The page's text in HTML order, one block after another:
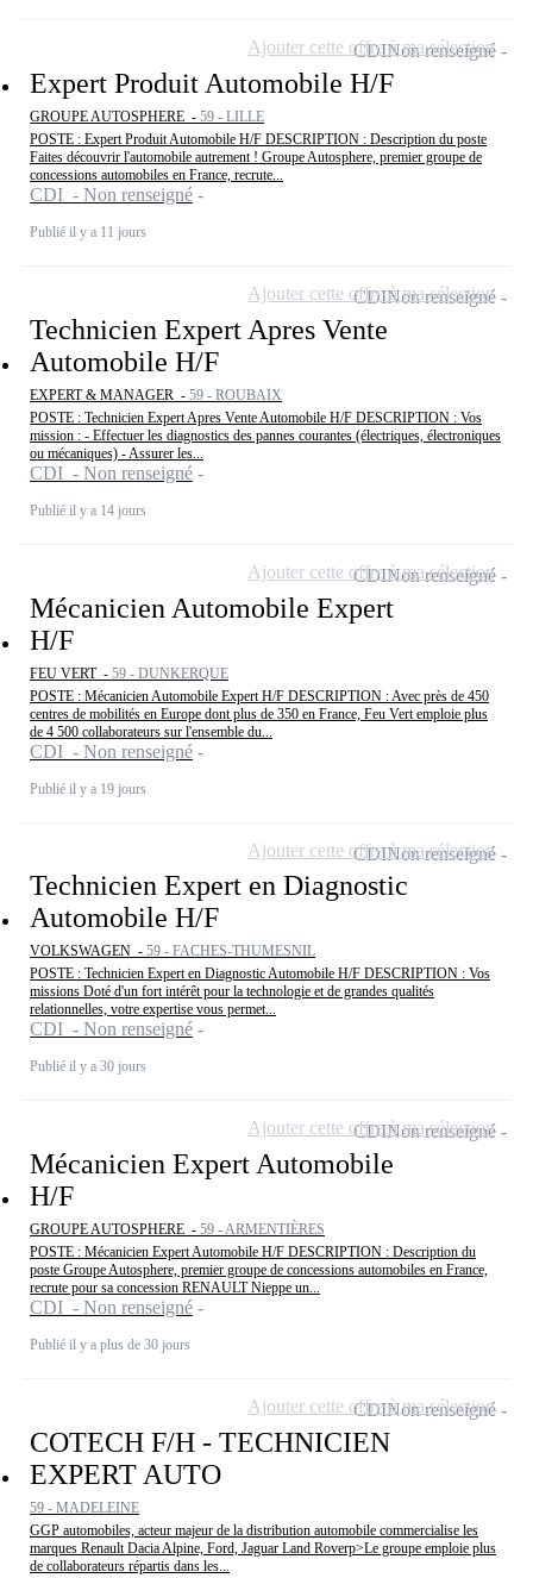
Expert Produit Automobile H/F
GROUPE AUTOSPHERE - 59 - LILLE
POSTE : Expert Produit Automobile H/F DESCRIPTION : Description du poste
Faites découvrir l'automobile autrement ! Groupe Autosphere, premier groupe de
concessions automobiles en France, recrute...
CDI - Non renseigné
Publié il y a 11 jours
CDINon renseigné
Ajouter cette offre à ma sélection
Technicien Expert Apres Vente
Automobile H/F
EXPERT & MANAGER - 59 - ROUBAIX
POSTE : Technicien Expert Apres Vente Automobile H/F DESCRIPTION : Vos
mission : - Effectuer les diagnostics des pannes courantes (électriques, électroniques
ou mécaniques) - Assurer les...
CDI - Non renseigné
Publié il y a 14 jours
CDINon renseigné
Ajouter cette offre à ma sélection
Mécanicien Automobile Expert
H/F
FEU VERT - 59 - DUNKERQUE
POSTE : Mécanicien Automobile Expert H/F DESCRIPTION : Avec près de 450
centres de mobilités en Europe dont plus de 350 en France, Feu Vert emploie plus
de 4 500 collaborateurs sur l'ensemble du...
CDI - Non renseigné
Publié il y a 19 jours
CDINon renseigné
Ajouter cette offre à ma sélection
Technicien Expert en Diagnostic
Automobile H/F
VOLKSWAGEN - 59 - FACHES-THUMESNIL
POSTE : Technicien Expert en Diagnostic Automobile H/F DESCRIPTION : Vos
missions Doté d'un fort intérêt pour la technologie et de grandes qualités
relationnelles, votre expertise vous permet...
CDI - Non renseigné
Publié il y a 30 jours
CDINon renseigné
Ajouter cette offre à ma sélection
Mécanicien Expert Automobile
H/F
GROUPE AUTOSPHERE - 59 - ARMENTIÈRES
POSTE : Mécanicien Expert Automobile H/F DESCRIPTION : Description du
poste Groupe Autosphere, premier groupe de concessions automobiles en France,
recrute pour sa concession RENAULT Nieppe un...
CDI - Non renseigné
Publié il y a plus de 30 jours
CDINon renseigné
Ajouter cette offre à ma sélection
COTECH F/H - TECHNICIEN
EXPERT AUTO
59 - MADELEINE
GGP automobiles, acteur majeur de la distribution automobile commercialise les
marques Renault Dacia Alpine, Ford, Jaguar Land Roverp>Le groupe emploie plus
de collaborateurs répartis dans les...
CDINon renseigné
Ajouter cette offre à ma sélection